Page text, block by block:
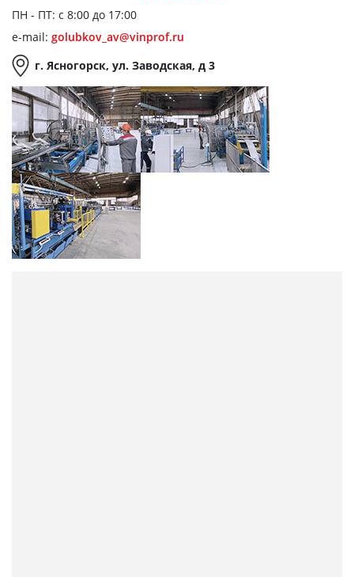
ПН - ПТ: с 8:00 до 17:00
e-mail: golubkov_av@vinprof.ru
г. Ясногорск, ул. Заводская, д 3